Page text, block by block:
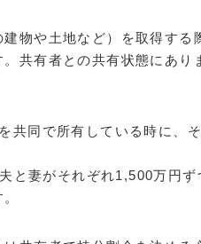
物や土地など）を取得す
共有者との共有状態にあり
共同で所有している時に、
と妻がそれぞれ1,500万円